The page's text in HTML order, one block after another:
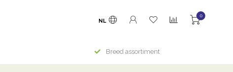
NL
0
Breed assortiment